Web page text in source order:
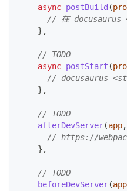
async postBuild (
// 在 docusaurus
} ,
// TODO
async postStart (
// docusaurus
} ,
// TODO
afterDevServer(app,
// https://
} ,
// TODO
beforeDevServer(app